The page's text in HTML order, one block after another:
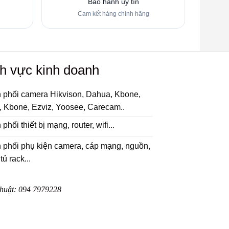
Cam kết hàng chính hãng
vực kinh doanh
phối camera Hikvison, Dahua, Kbone,
Kbone, Ezviz, Yoosee, Carecam..
phối thiết bị mạng, router, wifi...
phối phụ kiện camera, cáp mạng, nguồn,
rack...
094 7979228